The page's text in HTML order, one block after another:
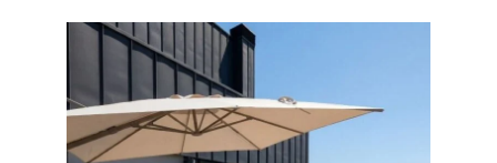
master La Rambla
Amburgo
master Altona